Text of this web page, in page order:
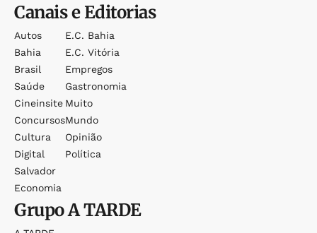
Canais e Editorias
Autos
Bahia
Brasil
Saúde
Cineinsite
Concursos
Cultura
Digital
Salvador
Economia
E.c. Bahia
E.c. Vitória
Empregos
Gastronomia
Muito
Mundo
Opinião
Política
GrupoA TARDE